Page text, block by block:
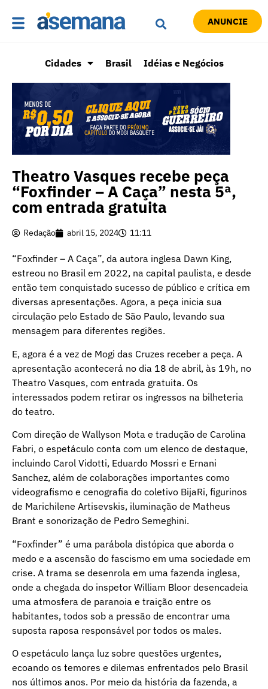
ANUNCIE
Cidades Brasil Idéias e Negócios
Theatro Vasques recebe peça
“Foxfinder – A Caça” nesta 5ª,
com entrada gratuita
Redação abril 15, 2024 11:11
“Foxfinder – A Caça”, da autora inglesa Dawn King,
estreou no Brasil em 2022, na capital paulista, e desde
então tem conquistado sucesso de público e crítica em
diversas apresentações. Agora, a peça inicia sua
circulação pelo Estado de São Paulo, levando sua
mensagem para diferentes regiões.
E, agora é a vez de Mogi das Cruzes receber a peça. A
apresentação acontecerá no dia 18 de abril, às 19h, no
Theatro Vasques, com entrada gratuita. Os
interessados podem retirar os ingressos na bilheteria
do teatro.
Com direção de Wallyson Mota e tradução de Carolina
Fabri, o espetáculo conta com um elenco de destaque,
incluindo Carol Vidotti, Eduardo Mossri e Ernani
Sanchez, além de colaborações importantes como
videografismo e cenografia do coletivo BijaRi, figurinos
de Marichilene Artisevskis, iluminação de Matheus
Brant e sonorização de Pedro Semeghini.
“Foxfinder” é uma parábola distópica que aborda o
medo e a ascensão do fascismo em uma sociedade em
crise. A trama se desenrola em uma fazenda inglesa,
onde a chegada do inspetor William Bloor desencadeia
uma atmosfera de paranoia e traição entre os
habitantes, todos sob a pressão de encontrar uma
suposta raposa responsável por todos os males.
O espetáculo lança luz sobre questões urgentes,
ecoando os temores e dilemas enfrentados pelo Brasil
nos últimos anos. Por meio da história da fazenda, a